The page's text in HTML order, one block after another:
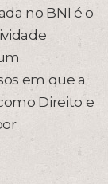
no BNI é o
em que a
Direito e